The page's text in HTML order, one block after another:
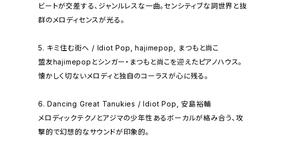
ビートが交差する、ジャンルレスな一曲。センシティブな詞世界と抜
群のメロディセンスが光る。
5. キミ住む街へ / Idiot Pop, hajimepop, まつもと尚こ
盟友hajimepopとシンガー・まつもと尚こを迎えたピアノハウス。
懐かしく切ないメロディと独自のコーラスが心に残る。
6. Dancing Great Tanukies / Idiot Pop, 安島裕輔
メロディックテクノとアジマの少年性あるボーカルが絡み合う、攻
撃的で幻想的なサウンドが印象的。